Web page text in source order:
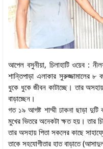
আপেল বসুনীয়া, চিলাহাটি ওয়েব :
শান্তিপাড়া এলাকার সুরুজ্জামালের ৮
ধুকে ধুকে জীবন কাটাচ্ছে। তার
বাড়াচ্ছেন।
গত ১৯ আগষ্ট শাম্মী ঢাকনা ছাড়া
মুখের ভিতরে অনেকটা ক্ষত হয়। তার
তার অসহায় পিতা সকলের কাছে
তাকে সহযোগীতার হাত বাড়াতে